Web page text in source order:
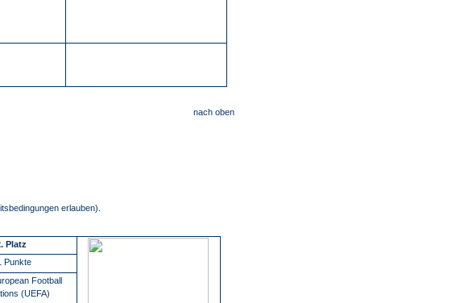
nach oben
erlauben).
Platz
Punkte
Football
(UEFA)